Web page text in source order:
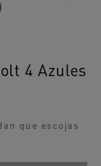
4 Azules
que escojas